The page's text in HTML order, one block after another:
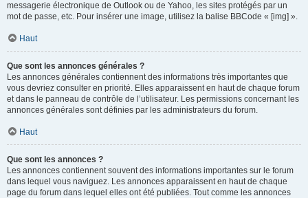
messagerie électronique de Outlook ou de Yahoo, les sites protégés par un
mot de passe, etc. Pour insérer une image, utilisez la balise BBCode « [img] ».
Haut
Que sont les annonces générales ?
Les annonces générales contiennent des informations très importantes que
vous devriez consulter en priorité. Elles apparaissent en haut de chaque forum
et dans le panneau de contrôle de l’utilisateur. Les permissions concernant les
annonces générales sont définies par les administrateurs du forum.
Haut
Que sont les annonces ?
Les annonces contiennent souvent des informations importantes sur le forum
dans lequel vous naviguez. Les annonces apparaissent en haut de chaque
page du forum dans lequel elles ont été publiées. Tout comme les annonces